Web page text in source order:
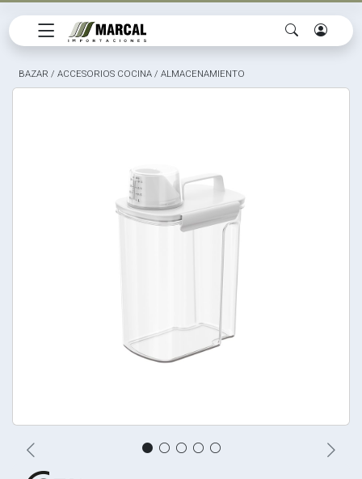
BAZAR /ACCESORIOS COCINA /ALMACENAMIENTO